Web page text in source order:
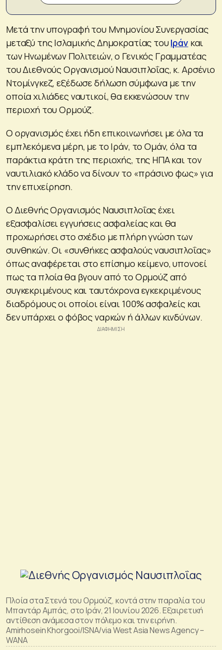
Μετά την υπογραφή του Μνημονίου Συνεργασίας
μεταξύ της Ισλαμικής Δημοκρατίας τουΙράνκαι
των Ηνωμένων Πολιτειών, ο Γενικός Γραμματέας
του Διεθνούς Οργανισμού Ναυσιπλοΐας, κ. Αρσένιο
Ντομίνγκεζ, εξέδωσε δήλωση σύμφωνα με την
οποία χιλιάδες ναυτικοί, θα εκκενώσουν την
περιοχή του Ορμούζ.
Ο οργανισμός έχει ήδη επικοινωνήσει με όλα τα
εμπλεκόμενα μέρη, με το Ιράν, το Ομάν, όλα τα
παράκτια κράτη της περιοχής, της ΗΠΑ και τον
ναυτιλιακό κλάδο να δίνουν το «πράσινο φως» για
την επιχείρηση.
Ο Διεθνής Οργανισμός Ναυσιπλοΐας έχει
εξασφαλίσει εγγυήσεις ασφαλείας και θα
προχωρήσει στο σχέδιο με πλήρη γνώση των
συνθηκών. Οι «συνθήκες ασφαλούς ναυσιπλοΐας»
όπως αναφέρεται στο επίσημο κείμενο, υπονοεί
πως τα πλοία θα βγουν από το Ορμούζ από
συγκεκριμένους και ταυτόχρονα εγκεκριμένους
διαδρόμους οι οποίοι είναι 100% ασφαλείς και
δεν υπάρχει ο φόβος ναρκών ή άλλων κινδύνων.
Πλοία στα Στενά του Ορμούζ, κοντά στην παραλία του
Μπαντάρ Αμπάς, στο Ιράν, 21 Ιουνίου 2026. Εξαιρετική
αντίθεση ανάμεσα στον πόλεμο και την ειρήνη.
Amirhosein Khorgooi/ISNA/via West Asia News Agency –
WANA